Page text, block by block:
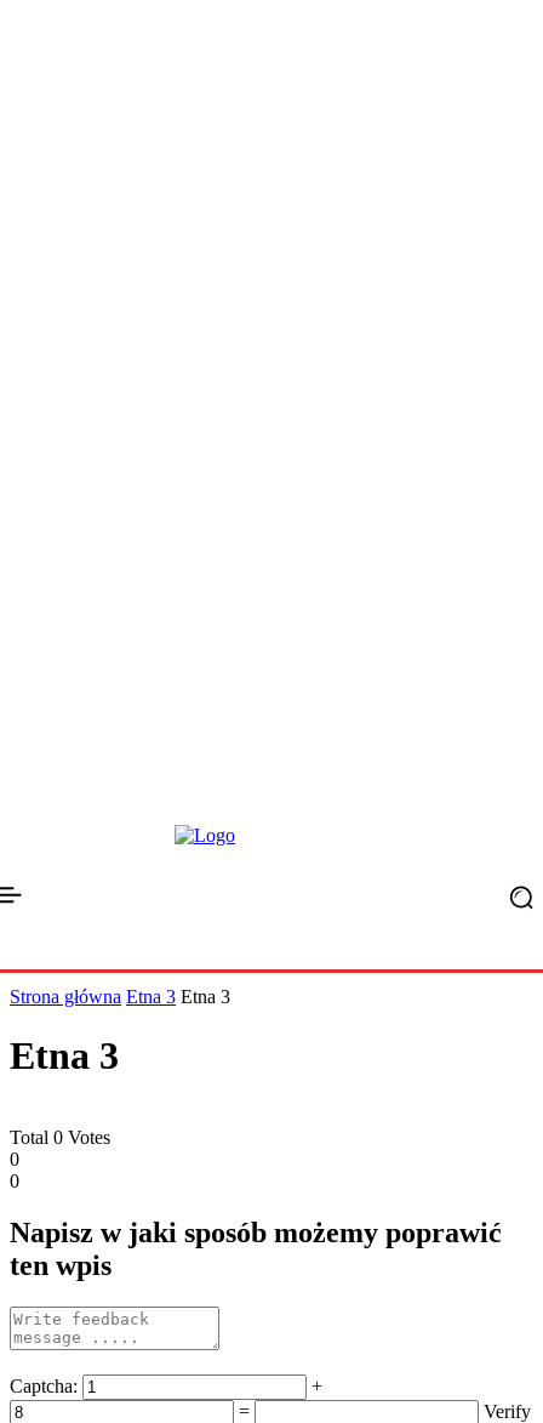
Strona główna Etna 3 Etna 3
Etna 3
Total 0 Votes
0
0
Napisz w jaki sposób możemy poprawić
ten wpis
Captcha:
+
=
Verify